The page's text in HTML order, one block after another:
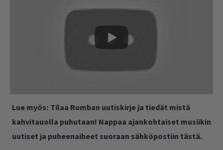
Lue myös: Tilaa Rumban uutiskirje ja tiedät mistä
kahvitauolla puhutaan! Nappaa ajankohtaiset musiikin
uutiset ja puheenaiheet suoraan sähköpostiin tästä.